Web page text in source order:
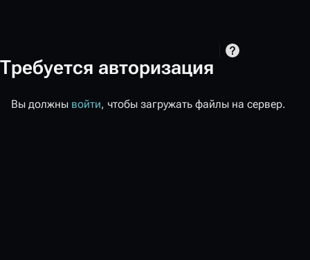
Требуется авторизация
Вы должны войти, чтобы загружать файлы на сервер.